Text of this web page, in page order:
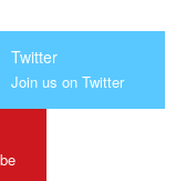
Twitter
Join us on Twitter